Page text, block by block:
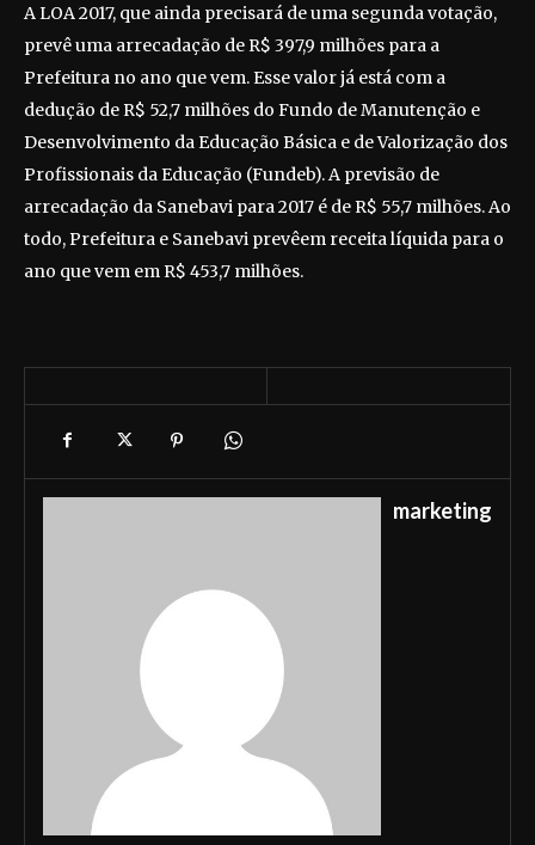
A LOA 2017, que ainda precisará de uma segunda votação,
prevê uma arrecadação de R$ 397,9 milhões para a
Prefeitura no ano que vem. Esse valor já está com a
dedução de R$ 52,7 milhões do Fundo de Manutenção e
Desenvolvimento da Educação Básica e de Valorização dos
Profissionais da Educação (Fundeb). A previsão de
arrecadação da Sanebavi para 2017 é de R$ 55,7 milhões. Ao
todo, Prefeitura e Sanebavi prevêem receita líquida para o
ano que vem em R$ 453,7 milhões.
marketing